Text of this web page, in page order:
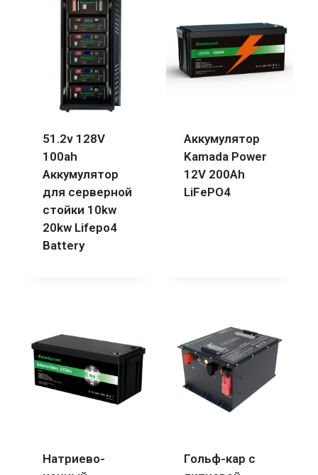
51.2v 128V
100ah
Аккумулятор
для серверной
стойки 10kw
20kw Lifepo4
Battery
Аккумулятор
Kamada Power
12V 200Ah
LiFePO4
Натриево-
Гольф-кар с